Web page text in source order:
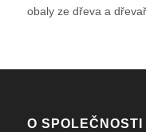
obaly ze dřeva a
O SPOLEČNOSTI